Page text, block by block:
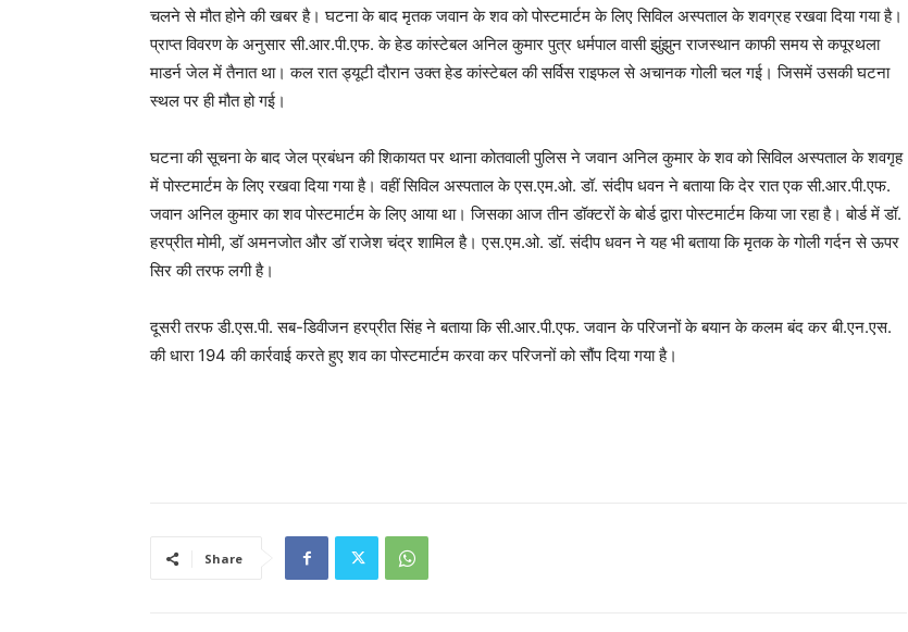
चलने से मौत होने की खबर है। घटना के बाद मृतक जवान के शव को पोस्टमार्टम के लिए सिविल अस्पताल के शवग्रह रखवा दिया गया है।
प्राप्त विवरण के अनुसार सी.आर.पी.एफ. के हेड कांस्टेबल अनिल कुमार पुत्र धर्मपाल वासी झुंझुन राजस्थान काफी समय से कपूरथला
माडर्न जेल में तैनात था। कल रात ड्यूटी दौरान उक्त हेड कांस्टेबल की सर्विस राइफल से अचानक गोली चल गई। जिसमें उसकी घटना
स्थल पर ही मौत हो गई।
घटना की सूचना के बाद जेल प्रबंधन की शिकायत पर थाना कोतवाली पुलिस ने जवान अनिल कुमार के शव को सिविल अस्पताल के शवगृह
में पोस्टमार्टम के लिए रखवा दिया गया है। वहीं सिविल अस्पताल के एस.एम.ओ. डॉ. संदीप धवन ने बताया कि देर रात एक सी.आर.पी.एफ.
जवान अनिल कुमार का शव पोस्टमार्टम के लिए आया था। जिसका आज तीन डॉक्टरों के बोर्ड द्वारा पोस्टमार्टम किया जा रहा है। बोर्ड में डॉ.
हरप्रीत मोमी, डॉ अमनजोत और डॉ राजेश चंद्र शामिल है। एस.एम.ओ. डॉ. संदीप धवन ने यह भी बताया कि मृतक के गोली गर्दन से ऊपर
सिर की तरफ लगी है।
दूसरी तरफ डी.एस.पी. सब-डिवीजन हरप्रीत सिंह ने बताया कि सी.आर.पी.एफ. जवान के परिजनों के बयान के कलम बंद कर बी.एन.एस.
की धारा 194 की कार्रवाई करते हुए शव का पोस्टमार्टम करवा कर परिजनों को सौंप दिया गया है।
Share